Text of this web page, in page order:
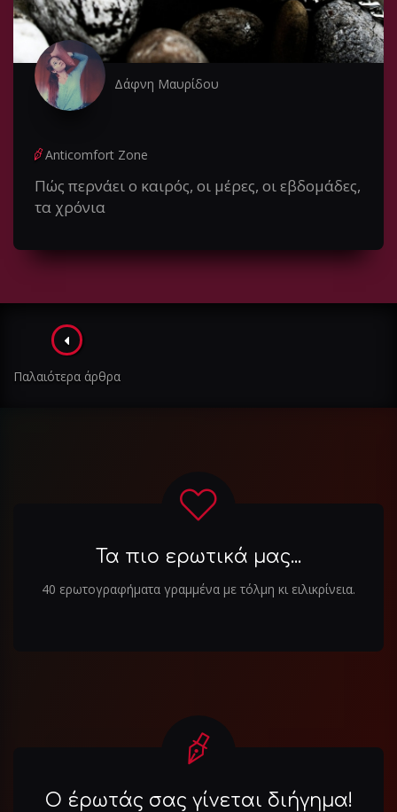
Δάφνη Μαυρίδου
Anticomfort Zone
Πώς περνάει ο καιρός, οι μέρες, οι εβδομάδες,
τα χρόνια
Πλοήγηση
στα
Παλαιότερα άρθρα
Τα πιο ερωτικά μας...
40 ερωτογραφήματα γραμμένα με τόλμη κι ειλικρίνεια.
Ο έρωτάς σας γίνεται διήγημα!